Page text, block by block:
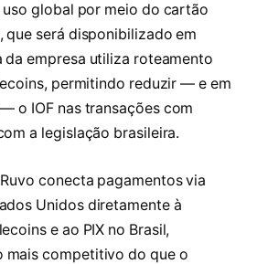
uso global por meio do cartão
que será disponibilizado em
da empresa utiliza roteamento
permitindo reduzir — e em
o IOF nas transações com
a legislação brasileira.
conecta pagamentos via
Unidos diretamente à
e ao PIX no Brasil,
mais competitivo do que o